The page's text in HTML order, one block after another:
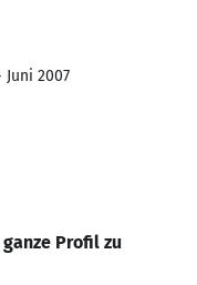
Juni 2007
Profil zu